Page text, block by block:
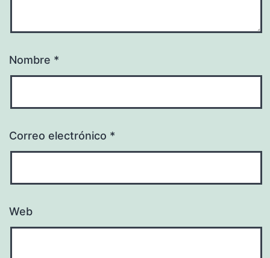
Nombre *
Correo electrónico *
Web